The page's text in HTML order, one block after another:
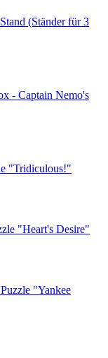
(Ständer für 3
- Captain Nemo's
"Tridiculous!"
"Heart's Desire"
"Yankee